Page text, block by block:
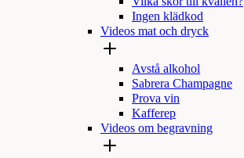
Ingen klädkod
Videos mat och dryck
Avstå alkohol
Sabrera Champagne
Prova vin
Kafferep
Videos om begravning